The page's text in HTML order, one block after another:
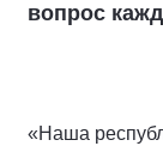
вопрос
«Наша